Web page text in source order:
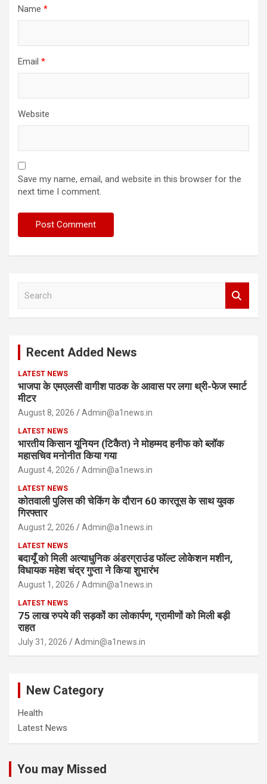
Name *
Email *
Website
Save my name, email, and website in this browser for the
next time I comment.
Recent Added News
LATEST NEWS
भाजपा के एमएलसी वागीश पाठक के आवास पर लगा थ्री-फेज स्मार्ट
मीटर
August 8, 2026 Admin@a1news.in
LATEST NEWS
भारतीय किसान यूनियन (टिकैत) ने मोहम्मद हनीफ को ब्लॉक
महासचिव मनोनीत किया गया
August 4, 2026 Admin@a1news.in
LATEST NEWS
कोतवाली पुलिस की चेकिंग के दौरान 60 कारतूस के साथ युवक
गिरफ्तार
August 2, 2026 Admin@a1news.in
LATEST NEWS
बदायूँ को मिली अत्याधुनिक अंडरग्राउंड फॉल्ट लोकेशन मशीन,
विधायक महेश चंद्र गुप्ता ने किया शुभारंभ
August 1, 2026 Admin@a1news.in
LATEST NEWS
75 लाख रुपये की सड़कों का लोकार्पण, ग्रामीणों को मिली बड़ी
राहत
July 31, 2026 Admin@a1news.in
New Category
Health
Latest News
You may Missed